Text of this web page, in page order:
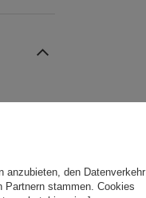
anzubieten, den Datenverkehr
Partnern stammen. Cookies